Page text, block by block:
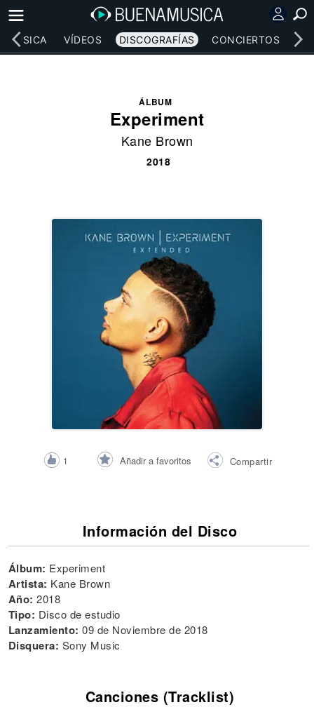
MÚSICA VÍDEOS DISCOGRAFÍAS CONCIERTOS
ÁLBUM
Experiment
Kane Brown
2018
1 Añadir a favoritos Compartir
Información del Disco
Álbum: Experiment
Artista: Kane Brown
Año: 2018
Tipo: Disco de estudio
Lanzamiento: 09 de Noviembre de 2018
Disquera: Sony Music
Canciones (Tracklist)